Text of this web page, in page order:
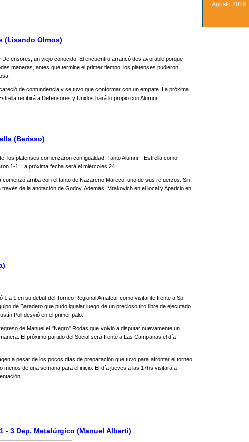
(Lisando Olmos)
un viejo conocido. El encuentro arrancó desfavorable porque
maneras, antes que termine el primer tiempo, los platenses pudieron
de contundencia y se tuvo que conformar con un empate. La próxima
recibirá a Defensores y Unidos hará lo propio con Alumni.
(Berisso)
los platenses comenzaron con igualdad. Tanto Alumni – Estrella como
1-1. La próxima fecha será el miércoles 24.
comenzó arriba con el tanto de Nazareno Mareco, uno de sus refuerzos. Sin
de la anotación de Godoy. Además, Mrakovich en el local y Aparicio en
1 a 1 en su debut del Torneo Regional Amateur como visitante frente a Sp.
de Baradero que pudo igualar luego de un precioso tiro libre de ejecutado
Poll desvió en el primer palo.
de Manuel el "Negro" Rodas que volvió a disputar nuevamente un
El próximo partido del Social será frente a Las Campanas el día
a pesar de los pocos días de preparación que tuvo para afrontar el torneo
menos de una semana para el inicio. El día jueves a las 17hs visitará a
- 3 Dep. Metalúrgico (Manuel Alberti)
Agosto 2026